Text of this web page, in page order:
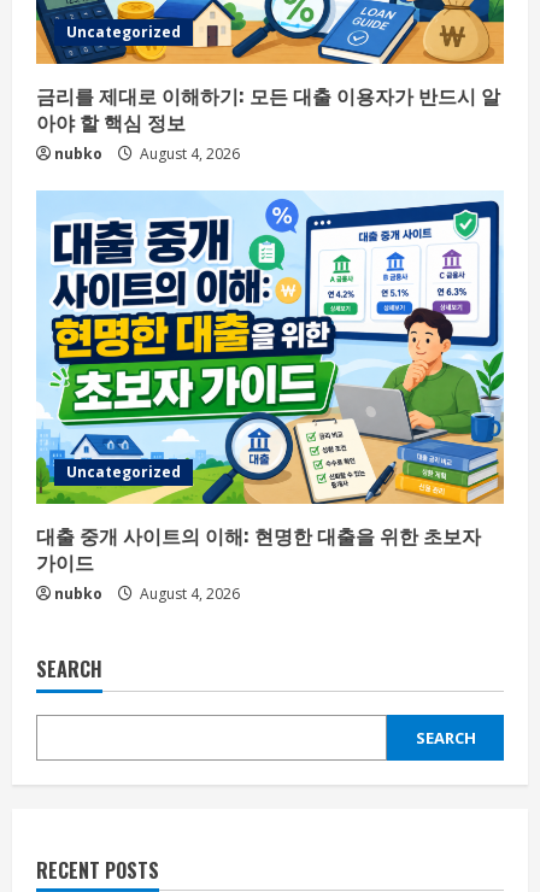
Uncategorized
금리를 제대로 이해하기: 모든 대출 이용자가 반드시 알
아야 할 핵심 정보
nubko August 4, 2026
Uncategorized
대출 중개 사이트의 이해: 현명한 대출을 위한 초보자
가이드
nubko August 4, 2026
SEARCH
SEARCH
RECENT POSTS